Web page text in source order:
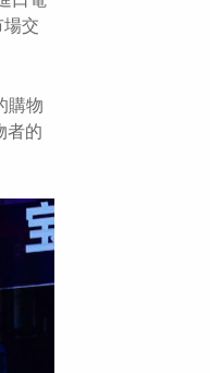
交
購物
者的